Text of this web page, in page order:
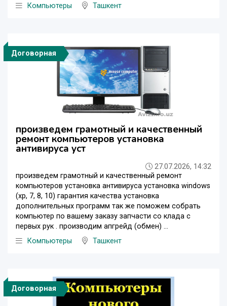
Компьютеры
Ташкент
Договорная
произведем грамотный и качественный
ремонт компьютеров установка
антивируса уст
27.07.2026, 14:32
произведем грамотный и качественный ремонт
компьютеров установка антивируса установка windows
(xp, 7, 8, 10) гарантия качества установка
дополнительных программ так же поможем собрать
компьютер по вашему заказу запчасти со клада с
первых рук . производим апгрейд (обмен) ...
Компьютеры
Ташкент
Договорная